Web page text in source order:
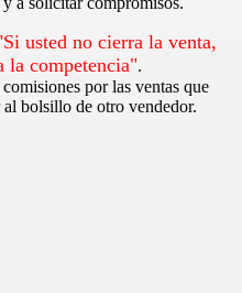
usted no cierra la venta,
la competencia".
por las ventas que
bolsillo de otro vendedor.